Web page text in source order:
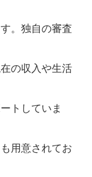
。​独自の審査
の収入や生活
トしていま
用意されてお